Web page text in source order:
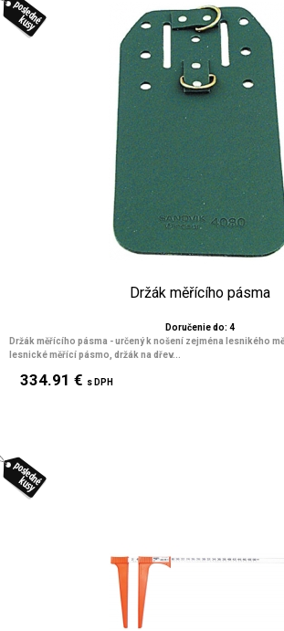
Držák měřícího pásma
Doručenie do: 4
Držák měřícího pásma - určený k nošení zejména lesnikého
lesnické měřící pásmo, držák na dřev...
334.91 € s DPH